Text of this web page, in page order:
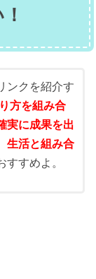
ンクを紹介す
方を組み合
実に成果を出
生活と組み合
すすめよ。